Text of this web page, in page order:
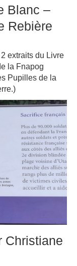
Blanc –
Rebière
extraits du Livre
la Fnapog
Pupilles de la
Christiane